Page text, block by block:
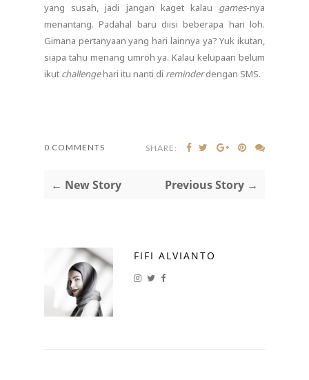
yang susah, jadi jangan kaget kalau games-nya
menantang. Padahal baru diisi beberapa hari loh.
Gimana pertanyaan yang hari lainnya ya? Yuk ikutan,
siapa tahu menang umroh ya. Kalau kelupaan belum
ikut challengehari itu nanti di reminderdengan SMS.
0 COMMENTS SHARE:
← New Story Previous Story →
FIFI ALVIANTO